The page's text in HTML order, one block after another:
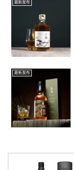
最新发布
最新发布